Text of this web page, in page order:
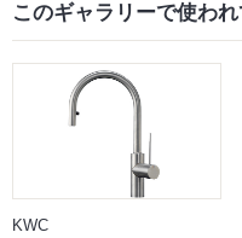
このギャラリーで使わ
KWC